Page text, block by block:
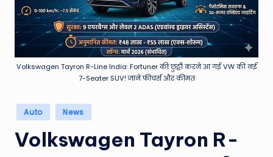
t
h
er
,
c
h
Volkswagen Tayron R-Line India: Fortuner की छुट्टी करने आ गई VW की नई
7-Seater SUV! जानें फीचर्स और कीमत
Posted
in
Auto News
Volkswagen Tayron R-